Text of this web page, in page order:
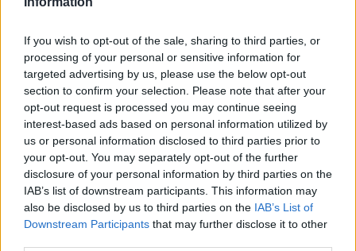
If you wish to opt-out of the sale, sharing to third parties, or
processing of your personal or sensitive information for
targeted advertising by us, please use the below opt-out
section to confirm your selection. Please note that after your
opt-out request is processed you may continue seeing
interest-based ads based on personal information utilized by
us or personal information disclosed to third parties prior to
your opt-out. You may separately opt-out of the further
disclosure of your personal information by third parties on the
IAB’s list of downstream participants. This information may
also be disclosed by us to third parties on the IAB’s List of
Downstream Participants that may further disclose it to other
[ΠΗΓΗ]
ΔΙΑΦΗΜΙΣΗ